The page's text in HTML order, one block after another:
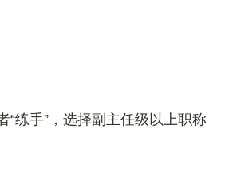
“练手”，选择副主任级以上职称